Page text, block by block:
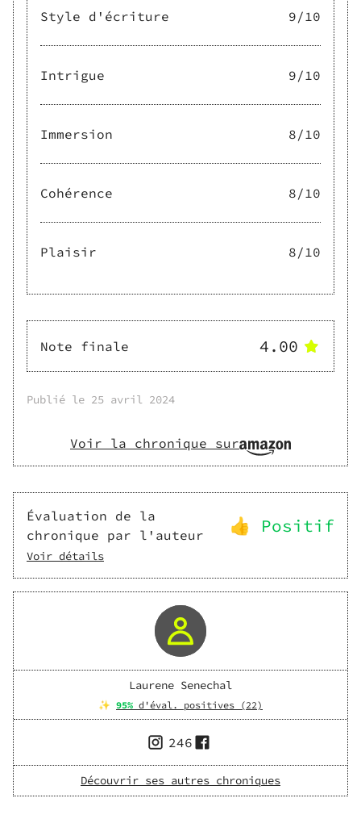
Style d'écriture 9/10
Intrigue 9/10
Immersion 8/10
Cohérence 8/10
Plaisir 8/10
Note finale 4.00
Publié le 25 avril 2024
Voir la chronique sur
Évaluation de la
chronique par l'auteur
👍 Positif
Voir détails
Laurene Senechal
✨ 95% d'éval. positives (22)
246
Découvrir ses autres chroniques